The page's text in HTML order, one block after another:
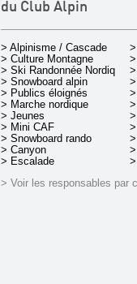
du Club Alpin
> Alpinisme / Cascade
> Culture Montagne
> Ski Randonnée Nordique
> Snowboard alpin
> Publics éloignés
> Marche nordique
> Jeunes
> Mini CAF
> Snowboard rando
> Canyon
> Escalade
> Voir les responsables par